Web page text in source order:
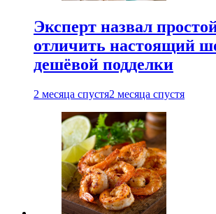
Эксперт назвал
отличить настоящий
дешёвой подделки
2 месяца спустя2 месяца спустя